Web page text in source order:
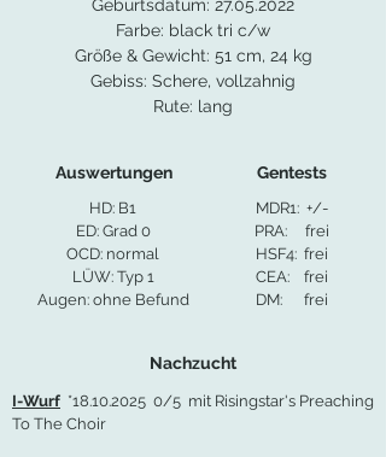
Geburtsdatum: 27.05.2022
Farbe: black tri c/w
Größe & Gewicht: 51 cm, 24 kg
Gebiss: Schere, vollzahnig
Rute: lang
Auswertungen
HD: B1
ED: Grad 0
OCD: normal
LÜW: Typ 1
Augen: ohne Befund
Gentests
MDR1: +/-
PRA: frei
HSF4: frei
CEA: frei
DM: frei
Nachzucht
I-Wurf *18.10.2025 0/5 mit Risingstar's Preaching
To The Choir